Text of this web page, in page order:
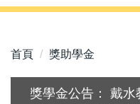
首頁 獎助學金
獎學金公告： 戴